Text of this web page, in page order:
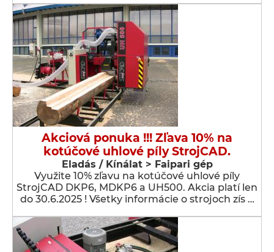
Akciová ponuka !!! Zľava 10% na
kotúčové uhlové píly StrojCAD.
Eladás / Kínálat > Faipari gép
Využite 10% zľavu na kotúčové uhlové píly
StrojCAD DKP6, MDKP6 a UH500. Akcia platí len
do 30.6.2025 ! Všetky informácie o strojoch zís …